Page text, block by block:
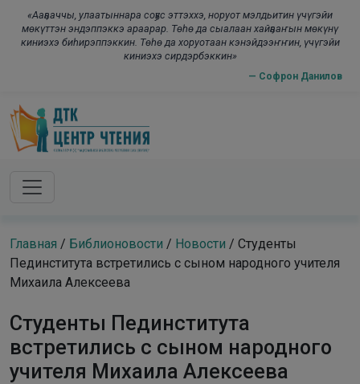
«Ааҕааччы, улаатыннара соҕус эттэххэ, норуот мэлдьитин үчүгэйи
мөкүттэн эндэппэккэ араарар. Төһө да сыалаан хайҕааҥын мөкүнү
киниэхэ биһирэппэккин. Төһө да хоруотаан кэнэйдээҥҥин, үчүгэйи
киниэхэ сирдэрбэккин»
— Софрон Данилов
Skip to main content
Главная / Библионовости / Новости / Студенты
Пединститута встретились с сыном народного учителя
Михаила Алексеева
Студенты Пединститута
встретились с сыном народного
учителя Михаила Алексеева